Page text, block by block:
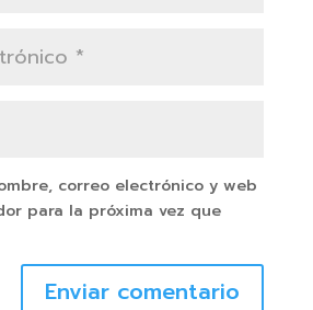
correo electrónico y web
para la próxima vez que
Enviar comentario